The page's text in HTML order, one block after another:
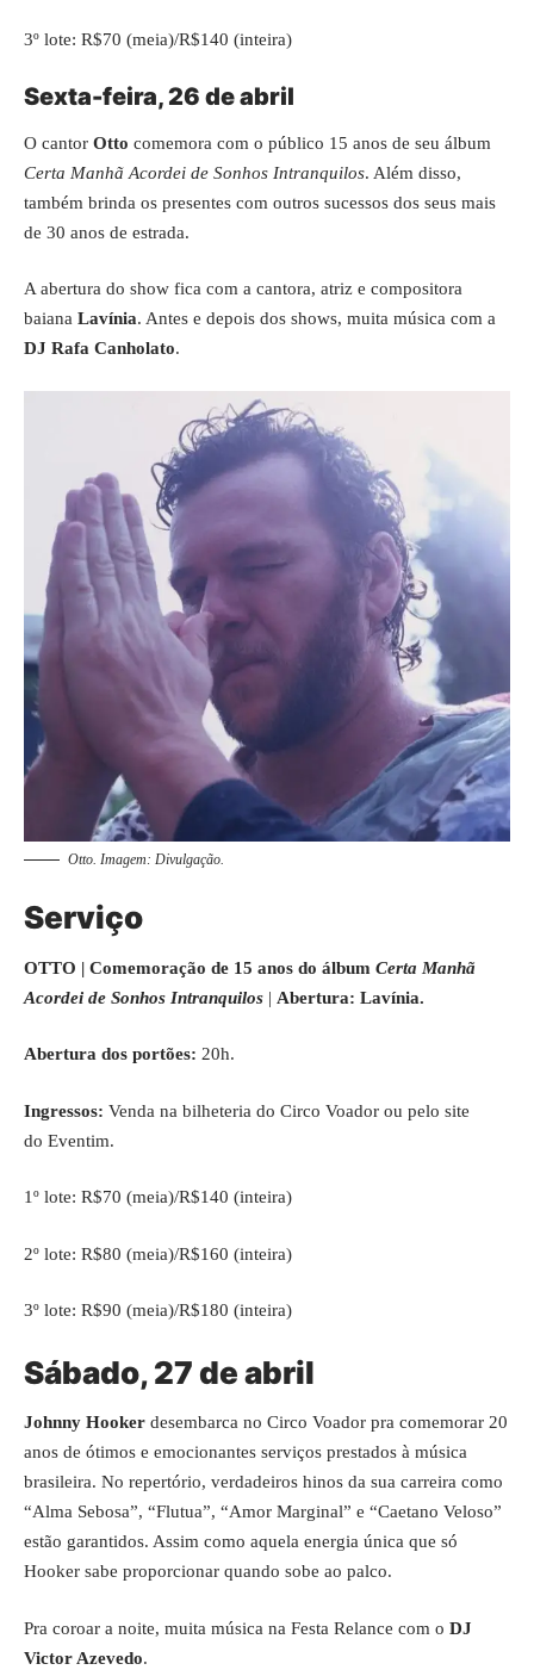
3º lote: R$70 (meia)/R$140 (inteira)
Sexta-feira, 26 de abril
O cantor Otto comemora com o público 15 anos de seu álbum
Certa Manhã Acordei de Sonhos Intranquilos. Além disso,
também brinda os presentes com outros sucessos dos seus mais
de 30 anos de estrada.
A abertura do show fica com a cantora, atriz e compositora
baiana Lavínia. Antes e depois dos shows, muita música com a
DJ Rafa Canholato.
Otto. Imagem: Divulgação.
Serviço
OTTO | Comemoração de 15 anos do álbum Certa Manhã
Acordei de Sonhos Intranquilos | Abertura: Lavínia.
Abertura dos portões: 20h.
Ingressos: Venda na bilheteria do Circo Voador ou pelo site
do Eventim.
1º lote: R$70 (meia)/R$140 (inteira)
2º lote: R$80 (meia)/R$160 (inteira)
3º lote: R$90 (meia)/R$180 (inteira)
Sábado, 27 de abril
Johnny Hooker desembarca no Circo Voador pra comemorar 20
anos de ótimos e emocionantes serviços prestados à música
brasileira. No repertório, verdadeiros hinos da sua carreira como
“Alma Sebosa”, “Flutua”, “Amor Marginal” e “Caetano Veloso”
estão garantidos. Assim como aquela energia única que só
Hooker sabe proporcionar quando sobe ao palco.
Pra coroar a noite, muita música na Festa Relance com o DJ
Victor Azevedo.